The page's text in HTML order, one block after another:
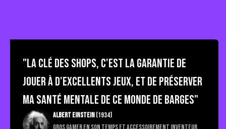
"La Clé des Shops, c'est la garantie de
jouer à d'excellents jeux, et de préserver
ma santé mentale de ce monde de barges"
Albert Einstein(1934)
Gros gamer en son temps et accessoirement inventeur